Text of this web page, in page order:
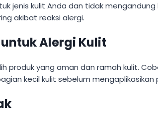
jenis kulit Anda dan tidak
akibat reaksi alergi.
Alergi Kulit
produk yang aman dan ramah kulit.
kecil kulit sebelum